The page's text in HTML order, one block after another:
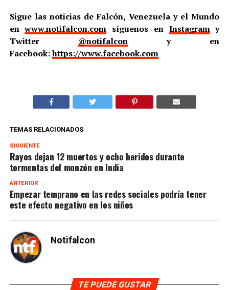
Sigue las noticias de Falcón, Venezuela y el Mundo
enwww.notifalcon.com síguenos en Instagramy
Twitter @notifalcony en
Facebook:https://www.facebook.com
TEMAS RELACIONADOS
SIGUIENTE
Rayos dejan 12 muertos y ocho heridos durante
tormentas del monzón en India
ANTERIOR
Empezar temprano en las redes sociales podría tener
este efecto negativo en los niños
Notifalcon
TE PUEDE GUSTAR